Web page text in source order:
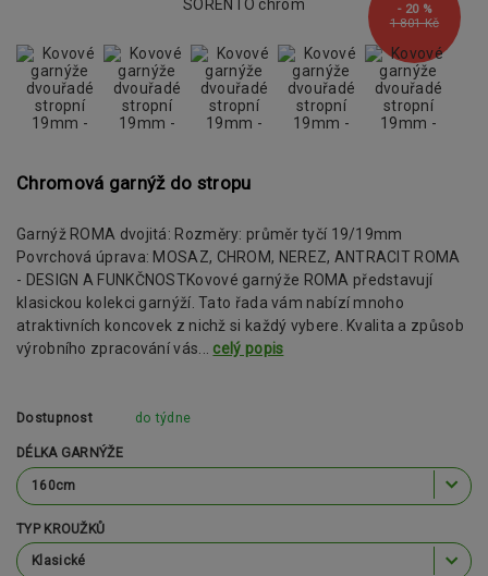
1 801 Kč
- 20 %
Chromová garnýž do stropu
Garnýž ROMA dvojitá: Rozměry: průměr tyčí 19/19mm
Povrchová úprava: MOSAZ, CHROM, NEREZ, ANTRACIT ROMA
- DESIGN A FUNKČNOSTKovové garnýže ROMA představují
klasickou kolekci garnýží. Tato řada vám nabízí mnoho
atraktivních koncovek z nichž si každý vybere. Kvalita a způsob
výrobního zpracování vás... celý popis
Dostupnost do týdne
DÉLKA GARNÝŽE
TYP KROUŽKŮ